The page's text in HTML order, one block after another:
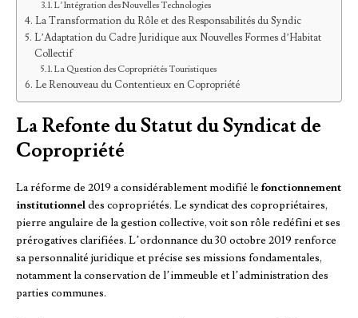
L’Intégration des Nouvelles Technologies
La Transformation du Rôle et des Responsabilités du Syndic
L’Adaptation du Cadre Juridique aux Nouvelles Formes d’Habitat
Collectif
La Question des Copropriétés Touristiques
Le Renouveau du Contentieux en Copropriété
La Refonte du Statut du Syndicat de
Copropriété
La réforme de 2019 a considérablement modifié le fonctionnement
institutionneldes copropriétés. Le syndicat des copropriétaires,
pierre angulaire de la gestion collective, voit son rôle redéfini et ses
prérogatives clarifiées. L’ordonnance du 30 octobre 2019 renforce
sa personnalité juridique et précise ses missions fondamentales,
notamment la conservation de l’immeuble et l’administration des
parties communes.